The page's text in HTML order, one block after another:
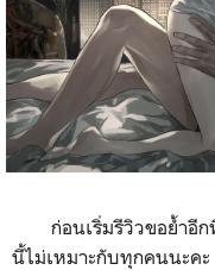
ก่อนเริ่มรีวิวขอย้ำอีก
นี้ไม่เหมาะกับทุกคนนะ